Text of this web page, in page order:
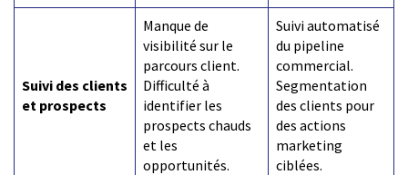
Suivi des clients
et prospects
Manque de
visibilité sur le
parcours client.
Difficulté à
identifier les
prospects chauds
et les
opportunités.
Suivi automatisé
du pipeline
commercial.
Segmentation
des clients pour
des actions
marketing
ciblées.